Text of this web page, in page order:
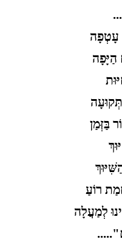
עָטְפָה
הַיָּפָה
בַּזְּמַן
רוֹעַ
לְמַעֲלָה